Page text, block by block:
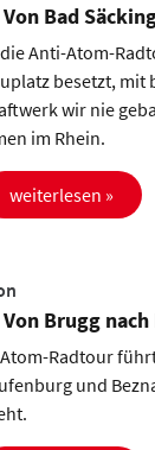
Bad
Anti-Atom-
besetzt, mit
wir nie
im Rhein.
weiterlesen »
Brugg nach
Radtour
und